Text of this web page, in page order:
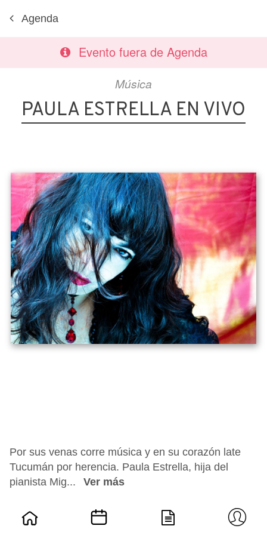
Agenda
Evento fuera de Agenda
Música
PAULA ESTRELLA EN VIVO
Por sus venas corre música y en su corazón late
Tucumán por herencia. Paula Estrella, hija del
pianista Mig...
Ver más